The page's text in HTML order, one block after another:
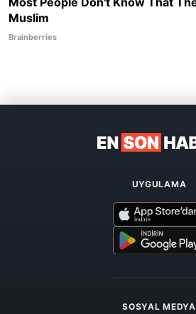
UYGULAMA
SOSYAL MEDYA